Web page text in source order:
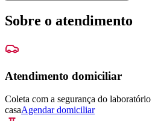
Sobre o atendimento
Atendimento domiciliar
Coleta com a segurança do
casaAgendar domiciliar